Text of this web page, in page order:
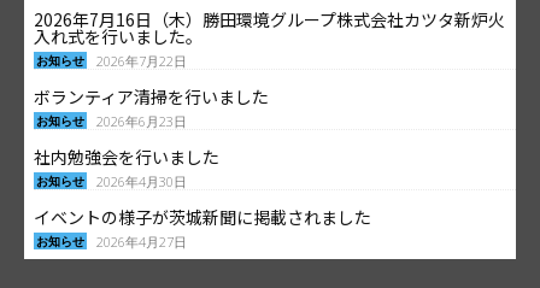
2026年7月16日（木）勝田環境グループ株式会社カツタ新炉火
入れ式を行いました。
お知らせ 2026年7月22日
ボランティア清掃を行いました
お知らせ 2026年6月23日
社内勉強会を行いました
お知らせ 2026年4月30日
イベントの様子が茨城新聞に掲載されました
お知らせ 2026年4月27日